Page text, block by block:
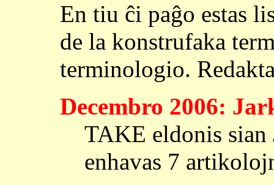
En tiu ĉi paĝo estas
de la konstrufaka
terminologio.
Decembro 2006:
TAKE eldonis
enhavas 7